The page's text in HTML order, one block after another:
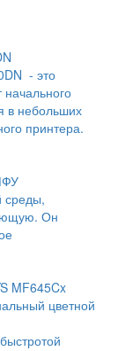
- это
в небольших
принтера.
среды,
Он
MF645Cx
цветной